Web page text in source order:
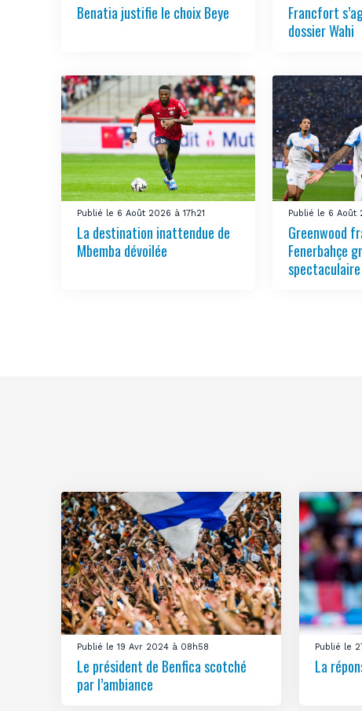
Benatia justifie le choix Beye
Francfort
dossier Wahi
Publié le 6 Août 2026 à 17h21
La destination inattendue de
Mbemba dévoilée
Publié le 6 Août
Greenwood
Fenerbahçe
spectaculaire
Publié le 19 Avr 2024 à 08h58
Le président de Benfica scotché
par l’ambiance
Publié le
La